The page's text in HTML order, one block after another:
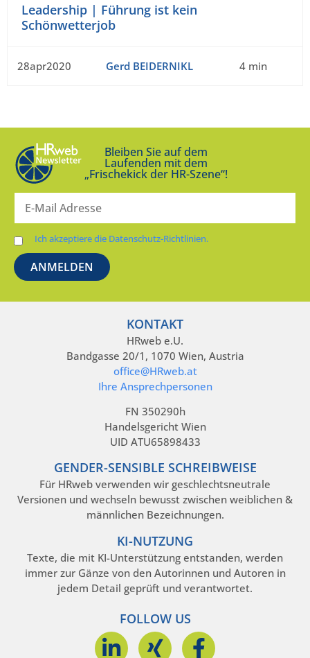
Leadership | Führung ist kein
Schönwetterjob
28apr2020 Gerd BEIDERNIKL 4 min
Bleiben Sie auf dem
Laufenden mit dem
„Frischekick der HR-Szene“!
Ich akzeptiere die Datenschutz-Richtlinien.
KONTAKT
HRweb e.U.
Bandgasse 20/1, 1070 Wien, Austria
office@HRweb.at
Ihre Ansprechpersonen
FN 350290h
Handelsgericht Wien
UID ATU65898433
GENDER-SENSIBLE SCHREIBWEISE
Für HRweb verwenden wir geschlechtsneutrale
Versionen und wechseln bewusst zwischen weiblichen &
männlichen Bezeichnungen.
KI-NUTZUNG
Texte, die mit KI-Unterstützung entstanden, werden
immer zur Gänze von den Autorinnen und Autoren in
jedem Detail geprüft und verantwortet.
FOLLOW US